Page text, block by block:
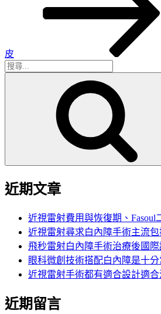
皮
搜
近期文章
近視雷射費用與恢復期、Fasoul
近視雷射尋求白內障手術主流
飛秒雷射白內障手術治療後國
眼科微創技術搭配白內障是十
近視雷射手術都有適合設計適
近期留言